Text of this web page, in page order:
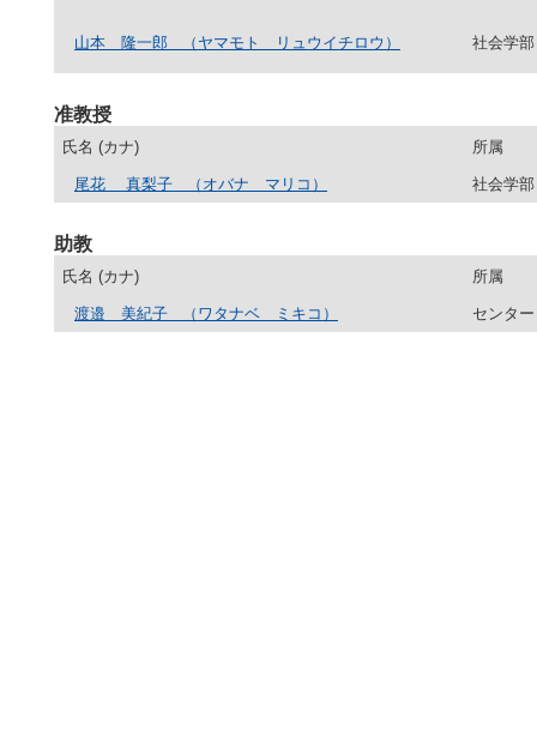
山本 隆一郎 （ヤマモト リュウイチロウ） 社会学
准教授
氏名 (カナ) 所属
尾花 真梨子 （オバナ マリコ） 社会学
助教
氏名 (カナ) 所属
渡邉 美紀子 （ワタナベ ミキコ） センタ